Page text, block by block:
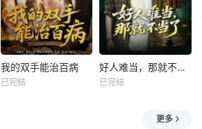
我的双手能治百病
已完结
好人难当，那就不当了
已完结
更多